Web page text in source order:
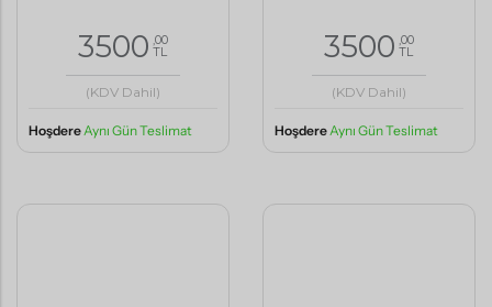
3500 ,00
TL
(KDV Dahil)
HoşdereAynı Gün Teslimat
3500 ,00
TL
(KDV Dahil)
HoşdereAynı Gün Teslimat